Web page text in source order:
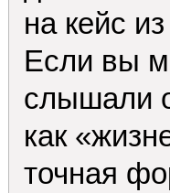
на кейс
Если вы
слышали
как
точная